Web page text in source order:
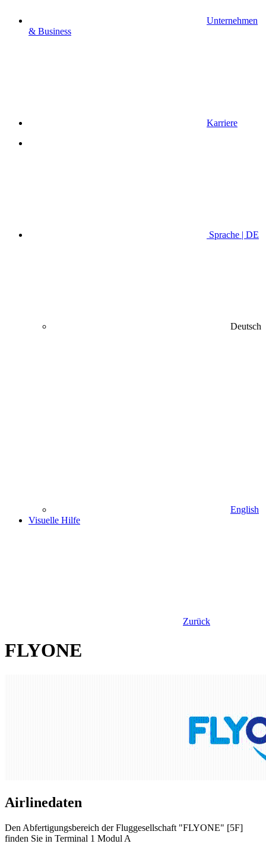
Unternehmen
& Business
Karriere
Sprache | DE
Deutsch
English
Visuelle Hilfe
Zurück
FLYONE
Airlinedaten
Den Abfertigungsbereich der Fluggesellschaft "FLYONE" [5F]
finden Sie in Terminal 1 Modul A